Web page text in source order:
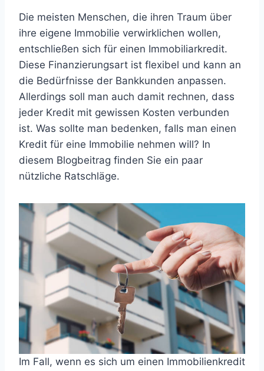
Die meisten Menschen, die ihren Traum über
ihre eigene Immobilie verwirklichen wollen,
entschließen sich für einen Immobiliarkredit.
Diese Finanzierungsart ist flexibel und kann an
die Bedürfnisse der Bankkunden anpassen.
Allerdings soll man auch damit rechnen, dass
jeder Kredit mit gewissen Kosten verbunden
ist. Was sollte man bedenken, falls man einen
Kredit für eine Immobilie nehmen will? In
diesem Blogbeitrag finden Sie ein paar
nützliche Ratschläge.
Im Fall, wenn es sich um einen Immobilienkredit